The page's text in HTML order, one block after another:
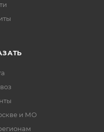
и МО